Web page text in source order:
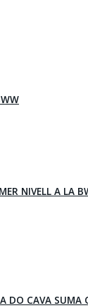
NIVELL A LA
DO CAVA SUMA